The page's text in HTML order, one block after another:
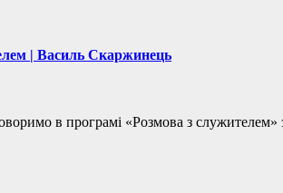
| Василь Скаржинець
в програмі «Розмова з